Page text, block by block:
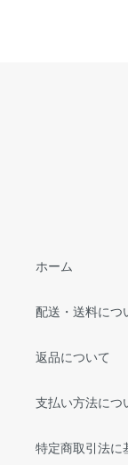
ホーム
配送・送料につ
返品について
支払い方法につ
特定商取引法に